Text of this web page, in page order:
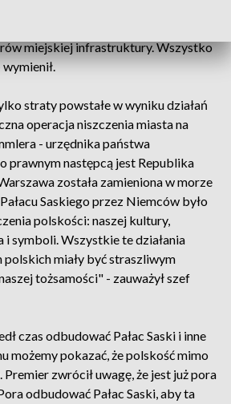
miejskiej infrastruktury. Wszystko
straty powstałe w wyniku działań
operacja niszczenia miasta na
- urzędnika państwa
prawnym następcą jest Republika
została zamieniona w morze
Saskiego przez Niemców było
polskości: naszej kultury,
symboli. Wszystkie te działania
polskich miały być straszliwym
tożsamości" - zauważył szef
czas odbudować Pałac Saski i inne
możemy pokazać, że polskość mimo
zwrócił uwagę, że jest już pora
odbudować Pałac Saski, aby ta